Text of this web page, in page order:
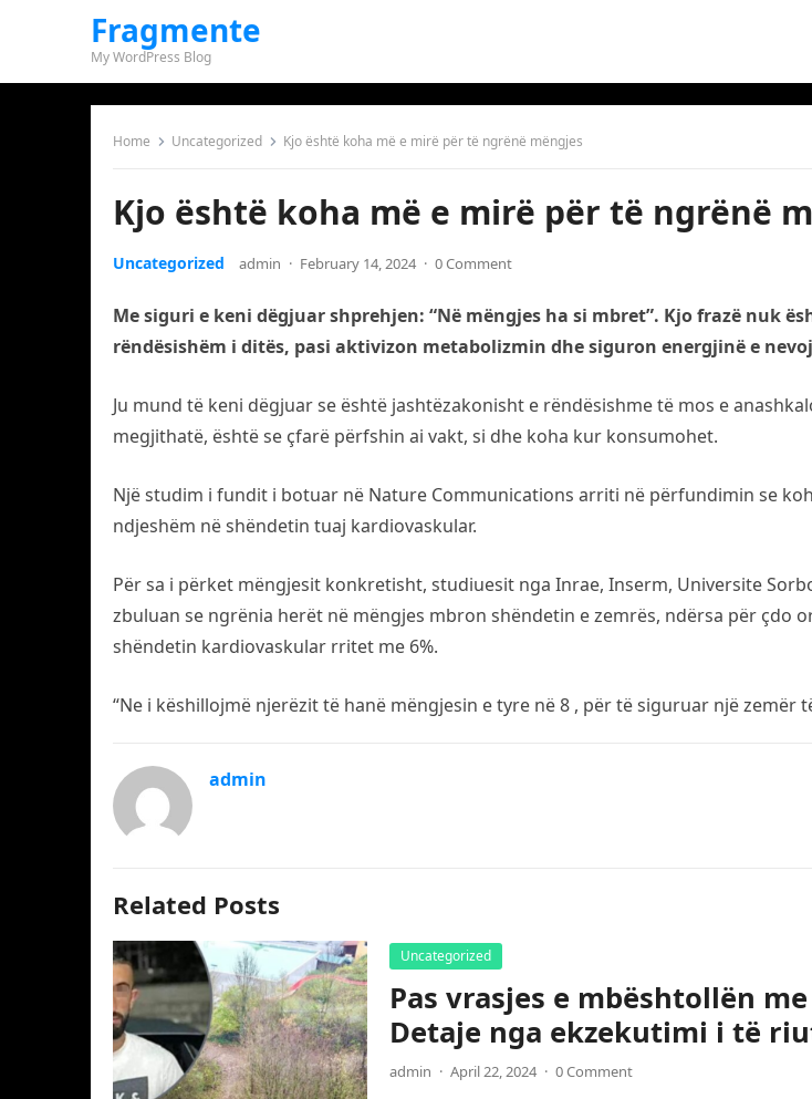
Fragmente
My WordPress Blog
Home Uncategorized Kjo është koha më e mirë për të ngrënë mëngjes
Kjo është koha më e mirë për të ngrënë
Uncategorized admin · February 14, 2024 · 0 Comment
Me siguri e keni dëgjuar shprehjen: “Në mëngjes ha si mbret”. Kjo frazë nuk
rëndësishëm i ditës, pasi aktivizon metabolizmin dhe siguron energjinë e
Ju mund të keni dëgjuar se është jashtëzakonisht e rëndësishme të mos e
megjithatë, është se çfarë përfshin ai vakt, si dhe koha kur konsumohet.
Një studim i fundit i botuar në Nature Communications arriti në përfundimin se
ndjeshëm në shëndetin tuaj kardiovaskular.
Për sa i përket mëngjesit konkretisht, studiuesit nga Inrae, Inserm, Universite
zbuluan se ngrënia herët në mëngjes mbron shëndetin e zemrës, ndërsa për
shëndetin kardiovaskular rritet me 6%.
“Ne i këshillojmë njerëzit të hanë mëngjesin e tyre në 8 , për të siguruar një zemër
admin
Related Posts
Uncategorized
Pas vrasjes e mbështollën
Detaje nga ekzekutimi i të
admin · April 22, 2024 · 0 Comment